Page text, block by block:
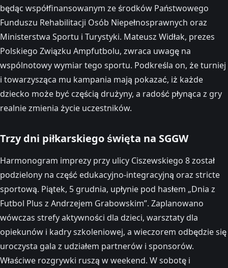
będąc współfinansowanym ze środków Państwowego
Funduszu Rehabilitacji Osób Niepełnosprawnych oraz
Ministerstwa Sportu i Turystyki. Mateusz Widłak, prezes
Polskiego Związku Ampfutbolu, zwraca uwagę na
wspólnotowy wymiar tego sportu. Podkreśla on, że turniej
i towarzysząca mu kampania mają pokazać, iż każde
dziecko może być częścią drużyny, a radość płynąca z gry
realnie zmienia życie uczestników.
Trzy dni piłkarskiego święta na SGGW
Harmonogram imprezy przy ulicy Ciszewskiego 8 został
podzielony na część edukacyjno-integracyjną oraz stricte
sportową. Piątek, 5 grudnia, upłynie pod hasłem „Dnia z
Futbol Plus z Andrzejem Grabowskim”. Zaplanowano
wówczas strefy aktywności dla dzieci, warsztaty dla
opiekunów i kadry szkoleniowej, a wieczorem odbędzie się
uroczysta gala z udziałem partnerów i sponsorów.
Właściwe rozgrywki ruszą w weekend. W sobotę i